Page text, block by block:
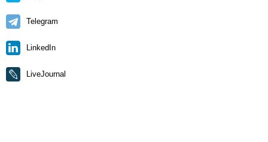
Telegram
LinkedIn
LiveJournal